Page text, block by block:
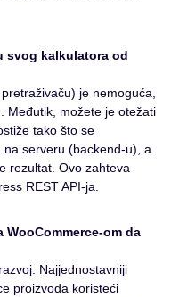
svog kalkulatora od
je nemoguća,
Međutik, možete je otežati
tako što se
serveru (backend-u), a
rezultat. Ovo zahteva
REST API-ja.
om da
Najjednostavniji
proizvoda koristeći